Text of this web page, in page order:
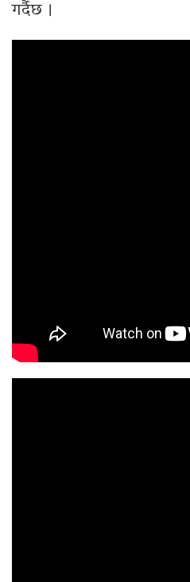
गर्दैछ ।